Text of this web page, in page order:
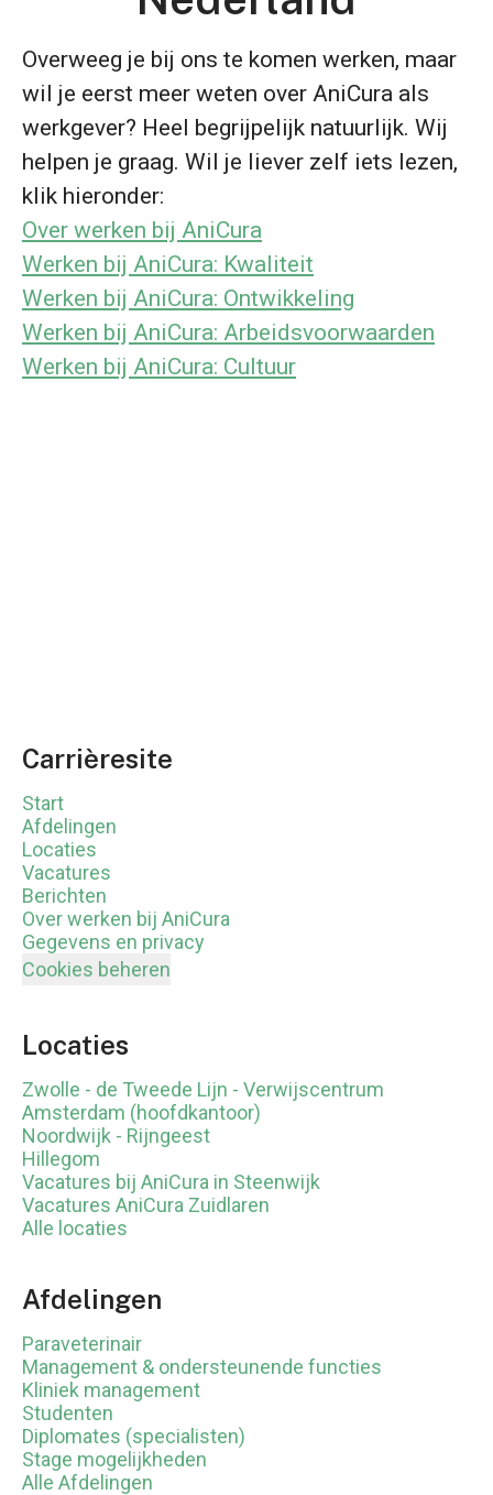
Overweeg je bij ons te komen werken, maar
wil je eerst meer weten over AniCura als
werkgever? Heel begrijpelijk natuurlijk. Wij
helpen je graag. Wil je liever zelf iets lezen,
klik hieronder:
Over werken bij AniCura
Werken bij AniCura: Kwaliteit
Werken bij AniCura: Ontwikkeling
Werken bij AniCura: Arbeidsvoorwaarden
Werken bij AniCura: Cultuur
Carrièresite
Start
Afdelingen
Locaties
Vacatures
Berichten
Over werken bij AniCura
Gegevens en privacy
Cookies beheren
Locaties
Zwolle - de Tweede Lijn - Verwijscentrum
Amsterdam (hoofdkantoor)
Noordwijk - Rijngeest
Hillegom
Vacatures bij AniCura in Steenwijk
Vacatures AniCura Zuidlaren
Alle locaties
Afdelingen
Paraveterinair
Management & ondersteunende functies
Kliniek management
Studenten
Diplomates (specialisten)
Stage mogelijkheden
Alle Afdelingen